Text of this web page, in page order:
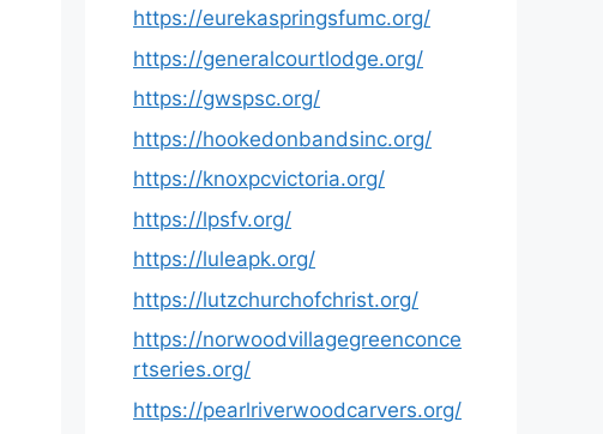
https://eurekaspringsfumc.org/
https://generalcourtlodge.org/
https://gwspsc.org/
https://hookedonbandsinc.org/
https://knoxpcvictoria.org/
https://lpsfv.org/
https://luleapk.org/
https://lutzchurchofchrist.org/
https://norwoodvillagegreenconce
rtseries.org/
https://pearlriverwoodcarvers.org/